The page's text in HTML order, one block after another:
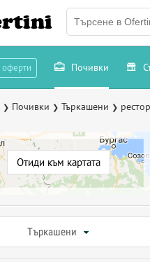
оферти Почивки
❯ Почивки ❯ Търкашени ❯
Отиди към картата
Търкашени